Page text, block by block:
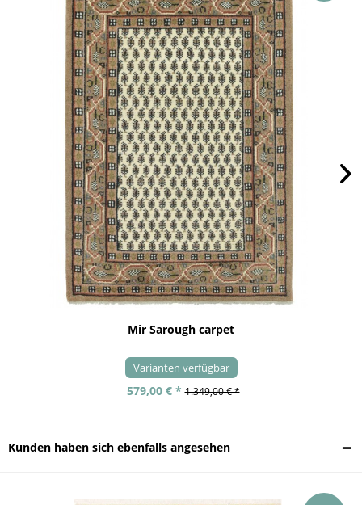
Mir Sarough carpet
Varianten verfügbar
579,00 € * 1.349,00 € *
Kunden haben sich ebenfalls angesehen